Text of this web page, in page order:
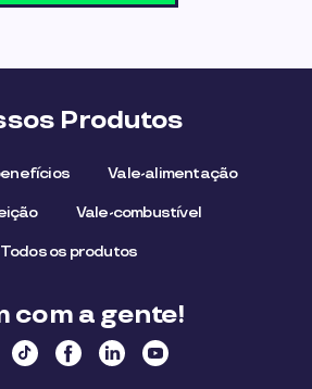
Produtos
Vale-alimentação
Vale-combustível
Todos os produtos
com a gente!